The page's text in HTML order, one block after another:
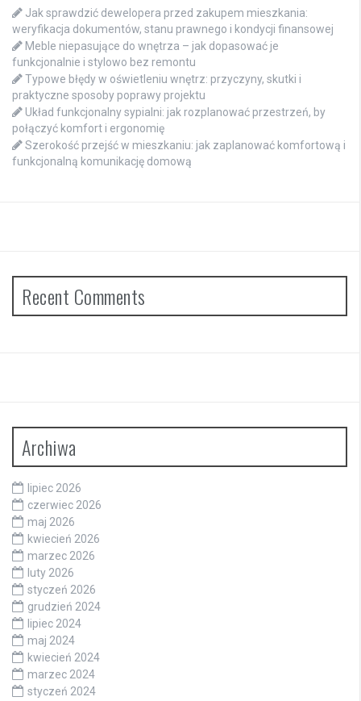
Jak sprawdzić dewelopera przed zakupem mieszkania:
weryfikacja dokumentów, stanu prawnego i kondycji finansowej
Meble niepasujące do wnętrza – jak dopasować je
funkcjonalnie i stylowo bez remontu
Typowe błędy w oświetleniu wnętrz: przyczyny, skutki i
praktyczne sposoby poprawy projektu
Układ funkcjonalny sypialni: jak rozplanować przestrzeń, by
połączyć komfort i ergonomię
Szerokość przejść w mieszkaniu: jak zaplanować komfortową i
funkcjonalną komunikację domową
Recent Comments
Archiwa
lipiec 2026
czerwiec 2026
maj 2026
kwiecień 2026
marzec 2026
luty 2026
styczeń 2026
grudzień 2024
lipiec 2024
maj 2024
kwiecień 2024
marzec 2024
styczeń 2024